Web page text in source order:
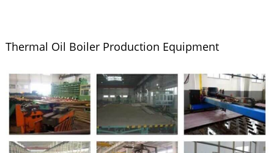
Thermal Oil Boiler Production Equipment